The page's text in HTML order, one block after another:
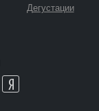
Дегустации